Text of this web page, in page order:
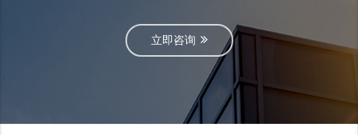
立即咨询